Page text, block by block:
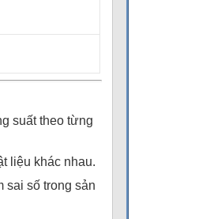
suất theo từng
liệu khác nhau.
sai số trong sản